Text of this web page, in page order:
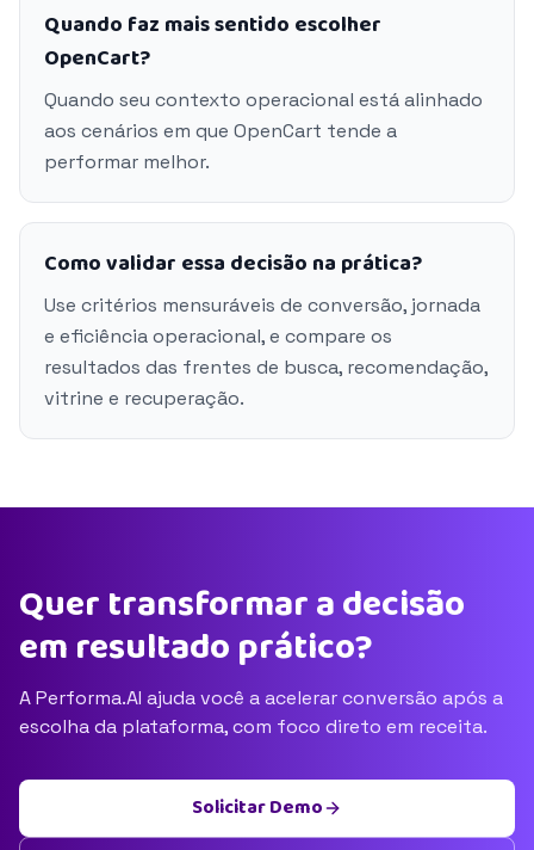
Quando faz mais sentido escolher
OpenCart?
Quando seu contexto operacional está alinhado
aos cenários em que OpenCart tende a
performar melhor.
Como validar essa decisão na prática?
Use critérios mensuráveis de conversão, jornada
e eficiência operacional, e compare os
resultados das frentes de busca, recomendação,
vitrine e recuperação.
Quer transformar a decisão
em resultado prático?
A Performa.AI ajuda você a acelerar conversão após a
escolha da plataforma, com foco direto em receita.
Solicitar Demo